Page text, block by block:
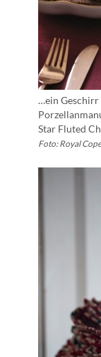
…ein Geschirr
Star Fluted
Foto: Royal